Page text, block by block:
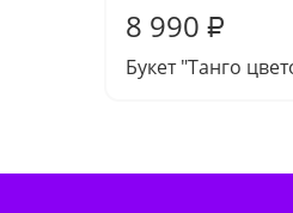
8 990 ₽
Букет "Танго